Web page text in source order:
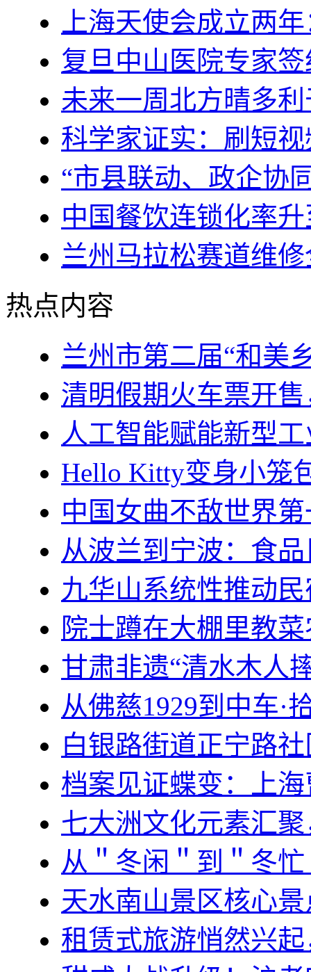
上海天使会成立两
复旦中山医院专家
未来一周北方晴多
科学家证实：刷短
“市县联动、政企协
中国餐饮连锁化率
兰州马拉松赛道维
热点内容
兰州市第二届“和美
清明假期火车票开
人工智能赋能新型
Hello Kitty变身小笼
中国女曲不敌世界
从波兰到宁波：食品
九华山系统性推动
院士蹲在大棚里教菜
甘肃非遗“清水木人
从佛慈1929到中车·
白银路街道正宁路
档案见证蝶变：上
七大洲文化元素汇
从＂冬闲＂到＂冬
天水南山景区核心
租赁式旅游悄然兴